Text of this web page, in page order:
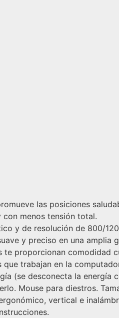
las posiciones
menos tensión total.
y de resolución de 800/
y preciso en una amplia
proporcionan comodidad
que trabajan en la
(se desconecta la
Mouse para diestros.
vertical e